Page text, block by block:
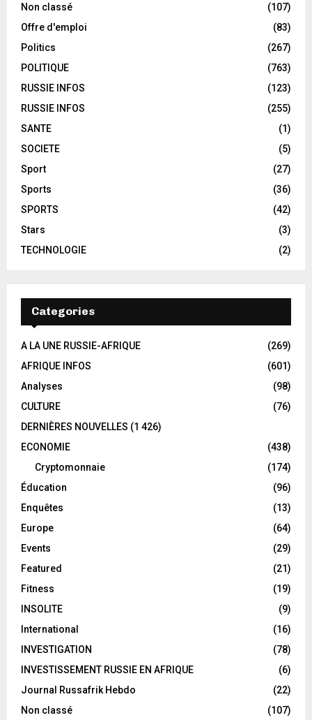
Non classé
(107)
Offre d'emploi
(83)
Politics
(267)
POLITIQUE
(763)
RUSSIE INFOS
(123)
RUSSIE INFOS
(255)
SANTE
(1)
SOCIETE
(5)
Sport
(27)
Sports
(36)
SPORTS
(42)
Stars
(3)
TECHNOLOGIE
(2)
Categories
A LA UNE RUSSIE-AFRIQUE
(269)
AFRIQUE INFOS
(601)
Analyses
(98)
CULTURE
(76)
DERNIÈRES NOUVELLES (1 426)
ECONOMIE
(438)
Cryptomonnaie
(174)
Éducation
(96)
Enquêtes
(13)
Europe
(64)
Events
(29)
Featured
(21)
Fitness
(19)
INSOLITE
(9)
International
(16)
INVESTIGATION
(78)
INVESTISSEMENT RUSSIE EN AFRIQUE
(6)
Journal Russafrik Hebdo
(22)
Non classé
(107)